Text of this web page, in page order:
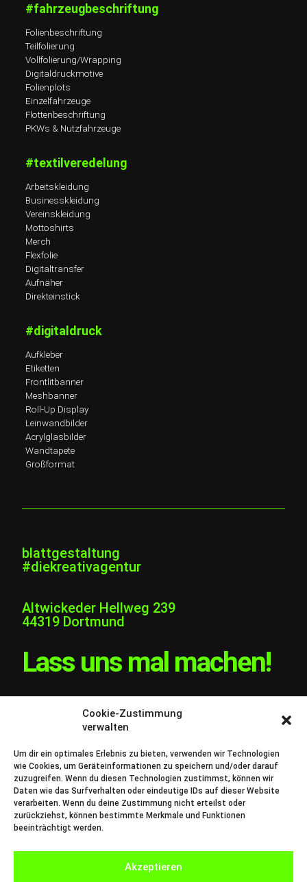
Cookie-Zustimmung
verwalten
Um dir ein optimales Erlebnis zu bieten, verwenden wir Technologien
wie Cookies, um Geräteinformationen zu speichern und/oder darauf
zuzugreifen. Wenn du diesen Technologien zustimmst, können wir
Daten wie das Surfverhalten oder eindeutige IDs auf dieser Website
verarbeiten. Wenn du deine Zustimmung nicht erteilst oder
zurückziehst, können bestimmte Merkmale und Funktionen
beeinträchtigt werden.
Akzeptieren
#fahrzeugbeschriftung
Folienbeschriftung
Teilfolierung
Vollfolierung/Wrapping
Digitaldruckmotive
Folienplots
Einzelfahrzeuge
Flottenbeschriftung
PKWs & Nutzfahrzeuge
#textilveredelung
Arbeitskleidung
Businesskleidung
Vereinskleidung
Mottoshirts
Merch
Flexfolie
Digitaltransfer
Aufnäher
Direkteinstick
#digitaldruck
Aufkleber
Etiketten
Frontlitbanner
Meshbanner
Roll-Up Display
Leinwandbilder
Acrylglasbilder
Wandtapete
Großformat
blattgestaltung
#diekreativagentur
Altwickeder Hellweg 239
44319 Dortmund
Lass uns mal machen!
Moin! Wir sind Folienakrobaten,
kreative Köpfe & Gestalter
grafischen Kokolores.